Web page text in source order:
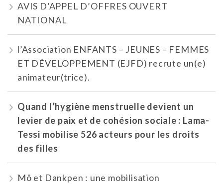
AVIS D’APPEL D’OFFRES OUVERT
NATIONAL
l’Association ENFANTS – JEUNES – FEMMES
ET DÉVELOPPEMENT (EJFD) recrute un(e)
animateur(trice).
Quand l’hygiène menstruelle devient un
levier de paix et de cohésion sociale : Lama-
Tessi mobilise 526 acteurs pour les droits
des filles
Mô et Dankpen : une mobilisation